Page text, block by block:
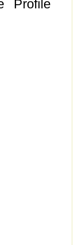
Profile